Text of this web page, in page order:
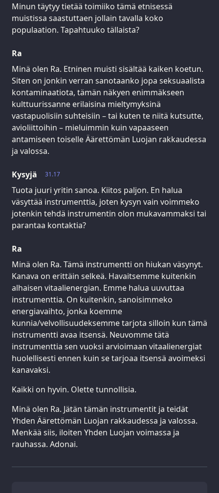
Minun täytyy tietää toimiiko tämä etnisessä
muistissa saastuttaen jollain tavalla koko
populaation. Tapahtuuko tällaista?
Ra
Minä olen Ra. Etninen muisti sisältää kaiken koetun.
Siten on jonkin verran sanotaanko jopa seksuaalista
kontaminaatiota, tämän näkyen enimmäkseen
kulttuurissanne erilaisina mieltymyksinä
vastapuolisiin suhteisiin – tai kuten te niitä kutsutte,
avioliittoihin – mieluimmin kuin vapaaseen
antamiseen toiselle Äärettömän Luojan rakkaudessa
ja valossa.
31.17
Kysyjä
Tuota juuri yritin sanoa. Kiitos paljon. En halua
väsyttää instrumenttia, joten kysyn vain voimmeko
jotenkin tehdä instrumentin olon mukavammaksi tai
parantaa kontaktia?
Ra
Minä olen Ra. Tämä instrumentti on hiukan väsynyt.
Kanava on erittäin selkeä. Havaitsemme kuitenkin
alhaisen vitaalienergian. Emme halua uuvuttaa
instrumenttia. On kuitenkin, sanoisimmeko
energiavaihto, jonka koemme
kunnia/velvollisuudeksemme tarjota silloin kun tämä
instrumentti avaa itsensä. Neuvomme tätä
instrumenttia sen vuoksi arvioimaan vitaalienergiat
huolellisesti ennen kuin se tarjoaa itsensä avoimeksi
kanavaksi.
Kaikki on hyvin. Olette tunnollisia.
Minä olen Ra. Jätän tämän instrumentit ja teidät
Yhden Äärettömän Luojan rakkaudessa ja valossa.
Menkää siis, iloiten Yhden Luojan voimassa ja
rauhassa. Adonai.